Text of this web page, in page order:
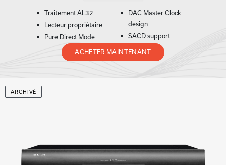
Traitement AL32
Lecteur propriétaire
Pure Direct Mode
DAC Master Clock
design
SACD support
ACHETER MAINTENANT
ARCHIVÉ